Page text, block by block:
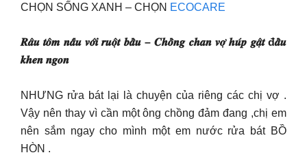
CHỌN SỐNG XANH – CHỌN ECOCARE
𝑹𝒂̂𝒖 𝒕𝒐̂𝒎 𝒏𝒂̂́𝒖 𝒗𝒐̛́𝒊 𝒓𝒖𝒐̣̂𝒕 𝒃𝒂̂̀𝒖 – 𝑪𝒉𝒐̂̀𝒏𝒈 𝒄𝒉𝒂𝒏 𝒗𝒐̛̣ 𝒉𝒖́𝒑 𝒈𝒂̣̂𝒕 đ𝒂̂̀𝒖
𝒌𝒉𝒆𝒏 𝒏𝒈𝒐𝒏
NHƯNG rửa bát lại là chuyện của riêng các chị vợ .
Vậy nên thay vì cần một ông chồng đảm đang ,chị em
nên sắm ngay cho mình một em nước rửa bát BỒ
HÒN .